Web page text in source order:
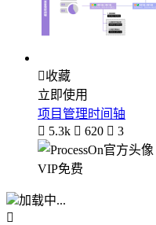
收藏
立即使用
项目管理时间轴
 5.3k  620  3
VIP免费
加载中...
